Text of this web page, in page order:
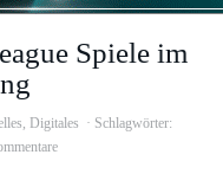
Spiele im
, Digitales
Schlagwörter: